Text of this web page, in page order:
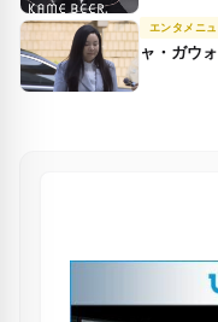
エンタメニ
ャ・ガウ